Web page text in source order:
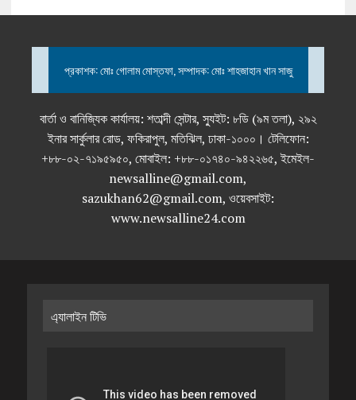
প্রকাশক: মোঃ গোলাম মোস্তফা, সম্পাদক: মোঃ শাহজাহান খান সাজু
বার্তা ও বানিজ্যিক কার্যালয়: শতাব্দী সেন্টার, স্যুইট: ৮ডি (৯ম তলা), ২৯২
ইনার সার্কুলার রোড, ফকিরাপুল, মতিঝিল, ঢাকা-১০০০। টেলিফোন:
+৮৮-০২-৭১৯৫৯৫০, মোবাইল: +৮৮-০১৭৪০-৯৪২২৬৫, ইমেইল-
newsalline@gmail.com,
sazukhan62@gmail.com, ওয়েবসাইট:
www.newsalline24.com
এ্যালাইন টিভি